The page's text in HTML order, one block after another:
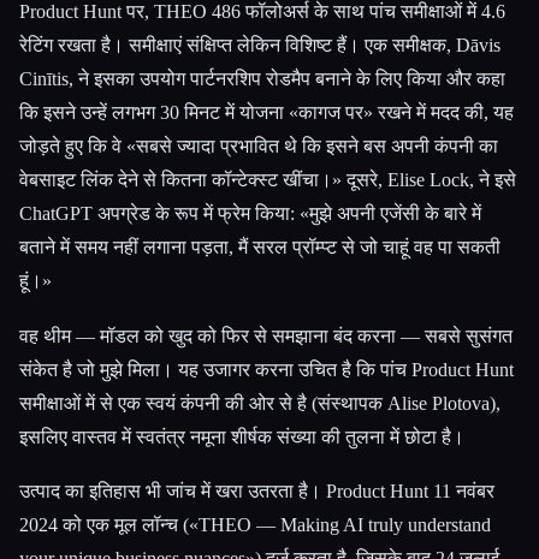
Product Hunt पर, THEO 486 फॉलोअर्स के साथ पांच समीक्षाओं में 4.6
रेटिंग रखता है। समीक्षाएं संक्षिप्त लेकिन विशिष्ट हैं। एक समीक्षक, Dāvis
Cinītis, ने इसका उपयोग पार्टनरशिप रोडमैप बनाने के लिए किया और कहा
कि इसने उन्हें लगभग 30 मिनट में योजना «कागज पर» रखने में मदद की, यह
जोड़ते हुए कि वे «सबसे ज्यादा प्रभावित थे कि इसने बस अपनी कंपनी का
वेबसाइट लिंक देने से कितना कॉन्टेक्स्ट खींचा।» दूसरे, Elise Lock, ने इसे
ChatGPT अपग्रेड के रूप में फ्रेम किया: «मुझे अपनी एजेंसी के बारे में
बताने में समय नहीं लगाना पड़ता, मैं सरल प्रॉम्प्ट से जो चाहूं वह पा सकती
हूं।»
वह थीम — मॉडल को खुद को फिर से समझाना बंद करना — सबसे सुसंगत
संकेत है जो मुझे मिला। यह उजागर करना उचित है कि पांच Product Hunt
समीक्षाओं में से एक स्वयं कंपनी की ओर से है (संस्थापक Alise Plotova),
इसलिए वास्तव में स्वतंत्र नमूना शीर्षक संख्या की तुलना में छोटा है।
उत्पाद का इतिहास भी जांच में खरा उतरता है। Product Hunt 11 नवंबर
2024 को एक मूल लॉन्च («THEO — Making AI truly understand